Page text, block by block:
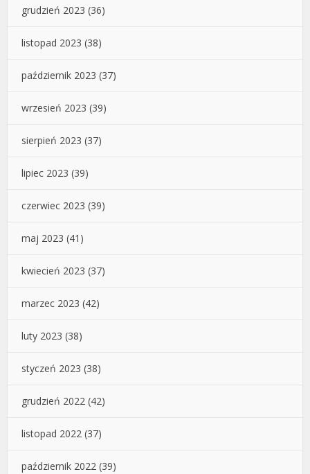
grudzień 2023 (36)
listopad 2023 (38)
październik 2023 (37)
wrzesień 2023 (39)
sierpień 2023 (37)
lipiec 2023 (39)
czerwiec 2023 (39)
maj 2023 (41)
kwiecień 2023 (37)
marzec 2023 (42)
luty 2023 (38)
styczeń 2023 (38)
grudzień 2022 (42)
listopad 2022 (37)
październik 2022 (39)